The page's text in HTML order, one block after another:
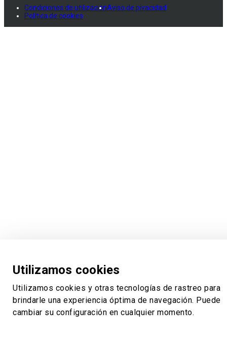
Utilizamos cookies
Utilizamos cookies y otras tecnologías de rastreo para
brindarle una experiencia óptima de navegación. Puede
cambiar su configuración en cualquier momento.
Condiciones de utilizaciónAviso de pivacidad
Política de cookies